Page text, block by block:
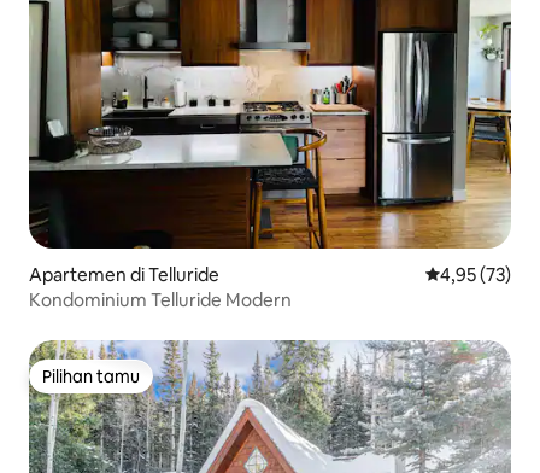
Apartemen di Telluride Nilai rata-rata
4,95 (73)
Kondominium Telluride Modern
Pilihan tamu
Pilihan tamu